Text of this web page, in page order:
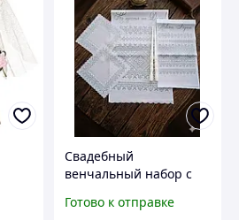
Свадебный
венчальный набор с
серебряный принт на
Готово к отправке